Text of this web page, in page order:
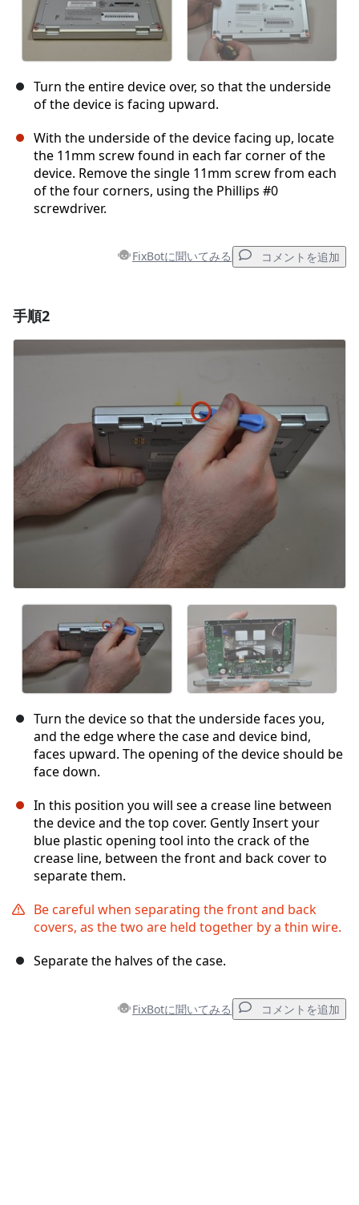
Turn the entire device over, so that the underside
of the device is facing upward.
With the underside of the device facing up, locate
the 11mm screw found in each far corner of the
device. Remove the single 11mm screw from each
of the four corners, using the Phillips #0
screwdriver.
FixBotに聞いてみる コメントを追加
コメントを追加
キャンセル コメントを投稿
手順2
Turn the device so that the underside faces you,
and the edge where the case and device bind,
faces upward. The opening of the device should be
face down.
In this position you will see a crease line between
the device and the top cover. Gently Insert your
blue plastic opening tool into the crack of the
crease line, between the front and back cover to
separate them.
Be careful when separating the front and back
covers, as the two are held together by a thin wire.
Separate the halves of the case.
FixBotに聞いてみる コメントを追加